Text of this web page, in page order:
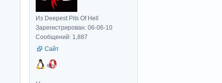
Из Deepest Pits Of Hell
Зарегистрирован: 06-06-10
Сообщений: 1,887
Сайт